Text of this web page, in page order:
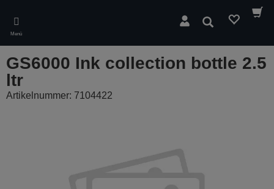
main
content
Menü
Suchen
GS6000 Ink collection bottle 2.5
ltr
Artikelnummer: 7104422